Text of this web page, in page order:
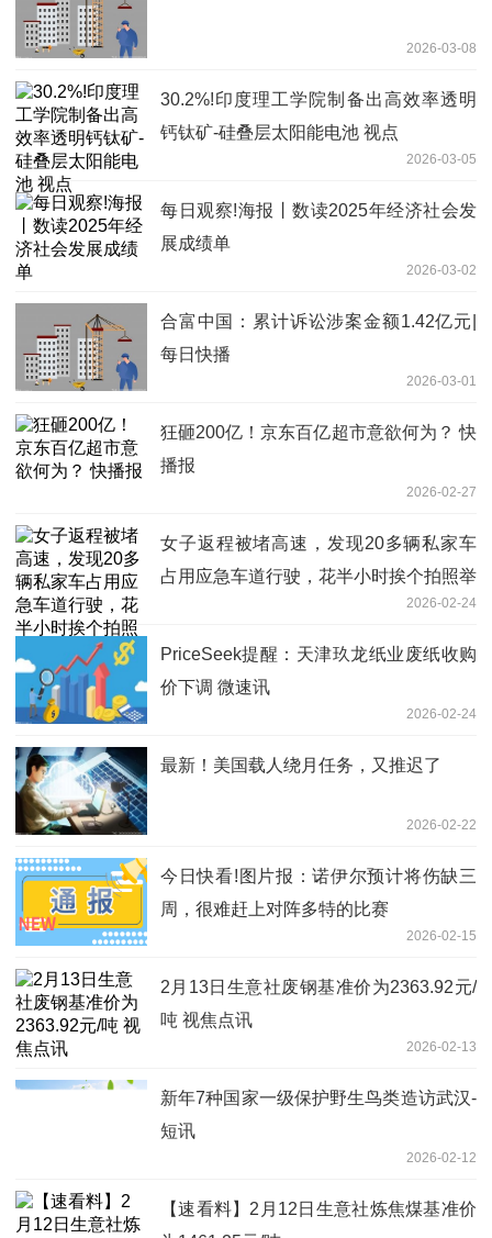
2026-03-08
30.2%!印度理工学院制备出高效率透明
钙钛矿-硅叠层太阳能电池 视点
2026-03-05
每日观察!海报丨数读2025年经济社会发
展成绩单
2026-03-02
合富中国：累计诉讼涉案金额1.42亿元|
每日快播
2026-03-01
狂砸200亿！京东百亿超市意欲何为？ 快
播报
2026-02-27
女子返程被堵高速，发现20多辆私家车
占用应急车道行驶，花半小时挨个拍照举
报，当事人发声；交警回应：处理中_热
2026-02-24
PriceSeek提醒：天津玖龙纸业废纸收购
价下调 微速讯
2026-02-24
最新！美国载人绕月任务，又推迟了
2026-02-22
今日快看!图片报：诺伊尔预计将伤缺三
周，很难赶上对阵多特的比赛
2026-02-15
2月13日生意社废钢基准价为2363.92元/
吨 视焦点讯
2026-02-13
新年7种国家一级保护野生鸟类造访武汉-
短讯
2026-02-12
【速看料】2月12日生意社炼焦煤基准价